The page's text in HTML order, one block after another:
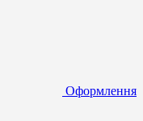
Оформлення